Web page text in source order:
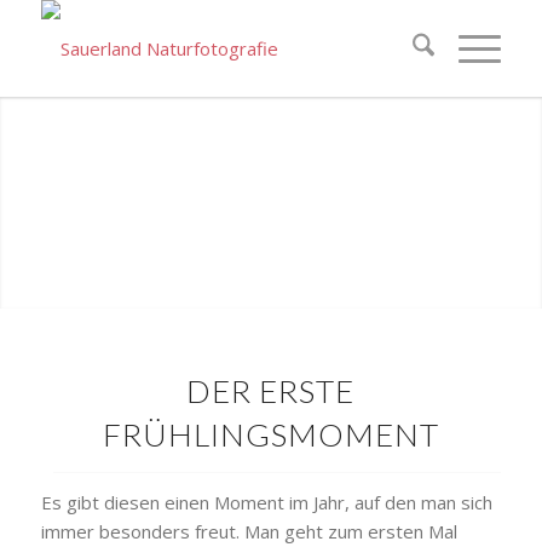
DER ERSTE
FRÜHLINGSMOMENT
Es gibt diesen einen Moment im Jahr, auf den man sich
immer besonders freut. Man geht zum ersten Mal